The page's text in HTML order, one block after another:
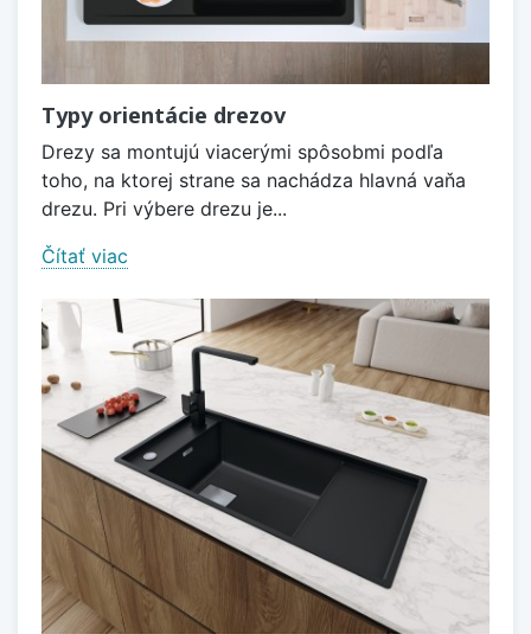
Typy orientácie drezov
Drezy sa montujú viacerými spôsobmi podľa
toho, na ktorej strane sa nachádza hlavná vaňa
drezu. Pri výbere drezu je...
Čítať viac